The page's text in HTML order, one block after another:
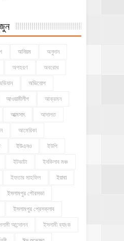
অনিয়ম অনুদান
অপহরণ অবরোধ
অভিযোগ
আওয়ামীলীগ আক্রমন
আত্মসাৎ আদালত
আমেরিকা
ইউএনও ইউপি
ইটভাটা ইনকিলাব মঞ্চ
ইফতার মাহফিল ইয়াবা
ইসলামপুর পৌরসভা
ইসলামপুর প্রেসক্লাব
আন্দোলন ইসলামী ব্যাংক